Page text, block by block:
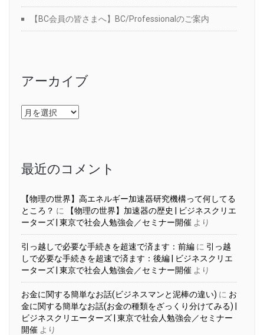
【BC会員の皆さまへ】BC/Professionalのご案内
アーカイブ
ア
ー
最近のコメント
【物理の世界】高エネルギー加速器研究機構って何してる
ところ？ に
【物理の世界】加速器の歴史 | ビジネスクリエ
ーターズ | 東京で社会人勉強会／セミナー開催 より
引っ越しで必要な手続きを超速で済ます：前編 に 引っ越
しで必要な手続きを超速で済ます：後編 | ビジネスクリエ
ーターズ | 東京で社会人勉強会／セミナー開催 より
お金に関する簡単なお話(ビジネスマンと泥棒の違い) に お
金に関する簡単なお話(お金の種類をざっくり分けてみる) |
ビジネスクリエーターズ | 東京で社会人勉強会／セミナー
開催 より